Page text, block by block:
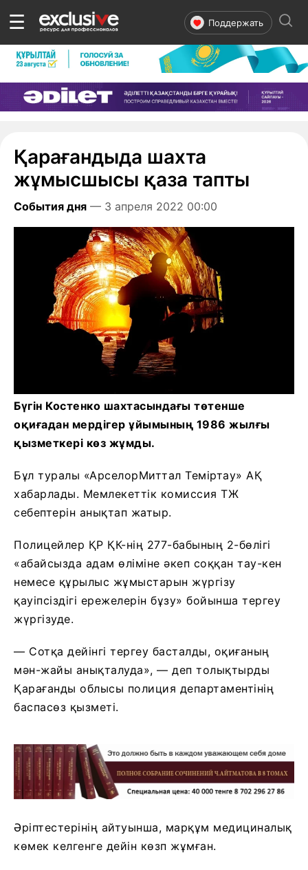
☰ Поддержать
Қарағандыда шахта
жұмысшысы қаза тапты
События дня — 3 апреля 2022 00:00
Бүгін Костенко шахтасындағы төтенше
оқиғадан мердігер ұйымының 1986 жылғы
қызметкері көз жұмды.
Бұл туралы «АрселорМиттал Теміртау» АҚ
хабарлады. Мемлекеттік комиссия ТЖ
себептерін анықтап жатыр.
Полицейлер ҚР ҚК-нің 277-бабының 2-бөлігі
«абайсызда адам өліміне әкеп соққан тау-кен
немесе құрылыс жұмыстарын жүргізу
қауіпсіздігі ережелерін бұзу» бойынша тергеу
жүргізуде.
— Сотқа дейінгі тергеу басталды, оқиғаның
мән-жайы анықталуда», — деп толықтырды
Қарағанды облысы полиция департаментінің
баспасөз қызметі.
Әріптестерінің айтуынша, марқұм медициналық
көмек келгенге дейін көзп жұмған.